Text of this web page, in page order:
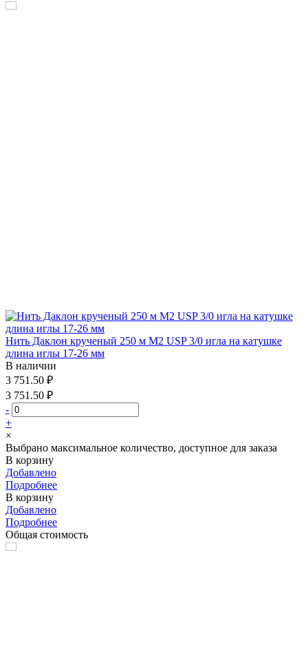
Нить Даклон крученый 250 м М2 USP 3/0 игла на катушке
длина иглы 17-26 мм
В наличии
3 751.50 ₽
3 751.50 ₽
-
+
×
Выбрано максимальное количество, доступное для заказа
В корзину
Добавлено
Подробнее
В корзину
Добавлено
Подробнее
Общая стоимость